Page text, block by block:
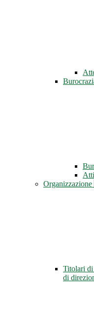
Organizzazione
Titolari
di